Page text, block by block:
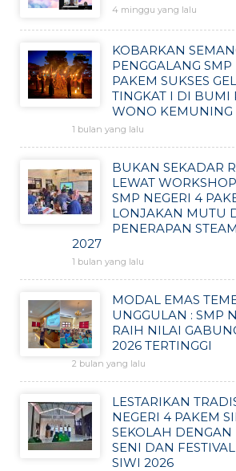
4 minggu yang lalu
KOBARKAN
PENGGALANG SMP
PAKEM SUKSES
TINGKAT I DI BUMI
WONO KEMUNING
1 bulan yang lalu
BUKAN SEKADAR
LEWAT
SMP NEGERI 4
LONJAKAN MUTU
PENERAPAN
2027
1 bulan yang lalu
MODAL EMAS
UNGGULAN : SMP
RAIH NILAI
2026 TERTINGGI
2 bulan yang lalu
LESTARIKAN
NEGERI 4 PAKEM
SEKOLAH DENGAN
SENI DAN
SIWI 2026